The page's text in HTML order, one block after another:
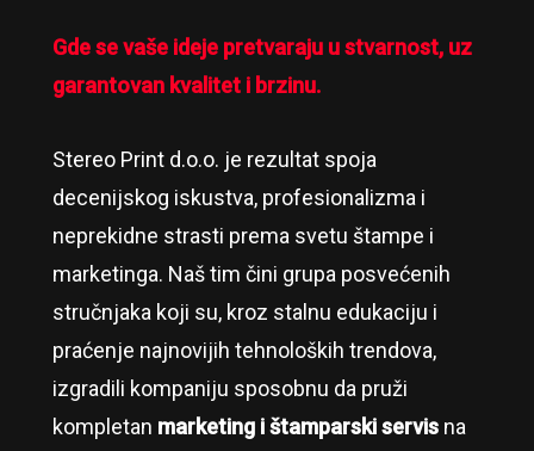
Gde se vaše ideje pretvaraju u stvarnost, uz
garantovan kvalitet i brzinu.
Stereo Print d.o.o. je rezultat spoja
decenijskog iskustva, profesionalizma i
neprekidne strasti prema svetu štampe i
marketinga. Naš tim čini grupa posvećenih
stručnjaka koji su, kroz stalnu edukaciju i
praćenje najnovijih tehnoloških trendova,
izgradili kompaniju sposobnu da pruži
kompletan marketing i štamparski servisna